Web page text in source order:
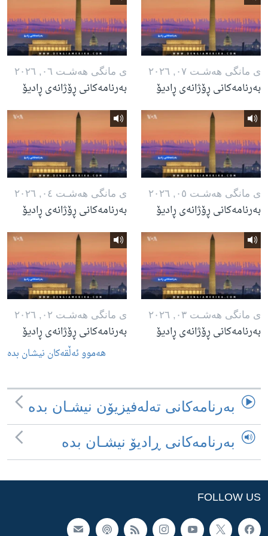
ی مانگی هه‌شـت ٠٧, ٢٠٢٦
بەرنامەکانی ڕۆژانەی ڕادیۆ
ی مانگی هه‌شـت ٠٦, ٢٠٢٦
بەرنامەکانی ڕۆژانەی ڕادیۆ
ی مانگی هه‌شـت ٠٥, ٢٠٢٦
بەرنامەکانی ڕۆژانەی ڕادیۆ
ی مانگی هه‌شـت ٠٤, ٢٠٢٦
بەرنامەکانی ڕۆژانەی ڕادیۆ
ی مانگی هه‌شـت ٠٣, ٢٠٢٦
بەرنامەکانی ڕۆژانەی ڕادیۆ
ی مانگی هه‌شـت ٠٢, ٢٠٢٦
بەرنامەکانی ڕۆژانەی ڕادیۆ
هه‌موو ئه‌ڵقه‌کان نیشـان بده‌
به‌رنامه‌کانی ته‌له‌فیزیۆن نیشـان بده‌
به‌رنامه‌کانی ڕادیۆ نیشـان بده‌
FOLLOW US